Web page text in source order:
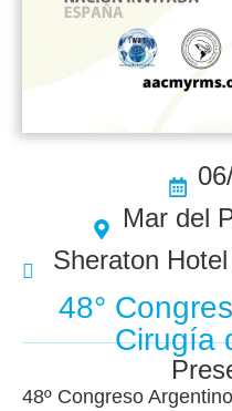
Mar del
Sheraton
48°
Cirugía
48º Congreso